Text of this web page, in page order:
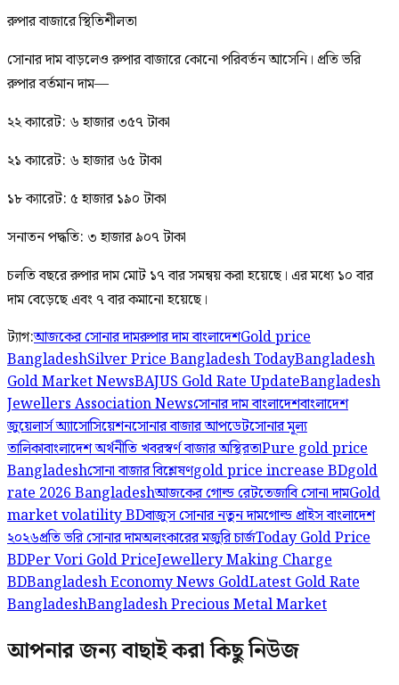
রুপার বাজারে স্থিতিশীলতা
সোনার দাম বাড়লেও রুপার বাজারে কোনো পরিবর্তন আসেনি। প্রতি ভরি
রুপার বর্তমান দাম—
২২ ক্যারেট: ৬ হাজার ৩৫৭ টাকা
২১ ক্যারেট: ৬ হাজার ৬৫ টাকা
১৮ ক্যারেট: ৫ হাজার ১৯০ টাকা
সনাতন পদ্ধতি: ৩ হাজার ৯০৭ টাকা
চলতি বছরে রুপার দাম মোট ১৭ বার সমন্বয় করা হয়েছে। এর মধ্যে ১০ বার
দাম বেড়েছে এবং ৭ বার কমানো হয়েছে।
ট্যাগ:আজকের সোনার দামরুপার দাম বাংলাদেশGold price
BangladeshSilver Price Bangladesh TodayBangladesh
Gold Market NewsBAJUS Gold Rate UpdateBangladesh
Jewellers Association Newsসোনার দাম বাংলাদেশবাংলাদেশ
জুয়েলার্স অ্যাসোসিয়েশনসোনার বাজার আপডেটসোনার মূল্য
তালিকাবাংলাদেশ অর্থনীতি খবরস্বর্ণ বাজার অস্থিরতাPure gold price
Bangladeshসোনা বাজার বিশ্লেষণgold price increase BDgold
rate 2026 Bangladeshআজকের গোল্ড রেটতেজাবি সোনা দামGold
market volatility BDবাজুস সোনার নতুন দামগোল্ড প্রাইস বাংলাদেশ
২০২৬প্রতি ভরি সোনার দামঅলংকারের মজুরি চার্জToday Gold Price
BDPer Vori Gold PriceJewellery Making Charge
BDBangladesh Economy News GoldLatest Gold Rate
BangladeshBangladesh Precious Metal Market
আপনার জন্য বাছাই করা কিছু নিউজ